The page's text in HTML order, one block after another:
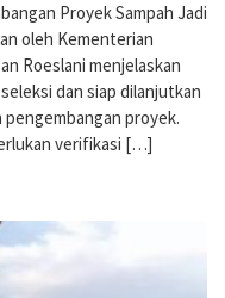
Proyek Sampah Jadi
oleh Kementerian
Roeslani menjelaskan
dan siap dilanjutkan
proyek.
verifikasi […]